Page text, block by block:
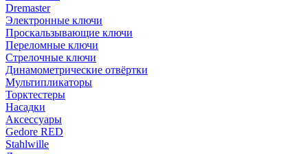
Dremaster
Электронные ключи
Проскальзывающие ключи
Переломные ключи
Стрелочные ключи
Динамометрические отвёртки
Мультипликаторы
Торктестеры
Насадки
Аксессуары
Gedore RED
Stahlwille